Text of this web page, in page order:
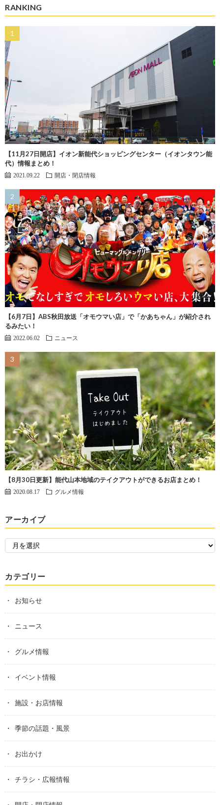
RANKING
【11月27日開店】イオン新能代ショッピングセンター（イオンタウン能
代）情報まとめ！
2021.09.22 開店・閉店情報
【6月7日】ABS秋田放送「オモウマい店」で「かあちゃん」が紹介され
るみたい！
2022.06.02 ニュース
【8月30日更新】能代山本地域のテイクアウトができるお店まとめ！
2020.08.17 グルメ情報
アーカイブ
カテゴリー
お知らせ
ニュース
グルメ情報
イベント情報
施設・お店情報
季節の話題・風景
お出かけ
チラシ・広報情報